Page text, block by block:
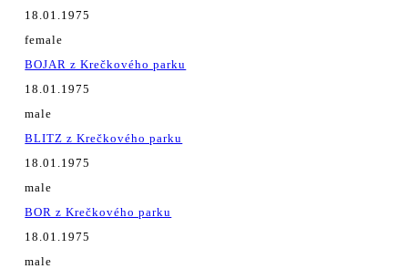
18.01.1975
female
BOJAR z Krečkového parku
18.01.1975
male
BLITZ z Krečkového parku
18.01.1975
male
BOR z Krečkového parku
18.01.1975
male